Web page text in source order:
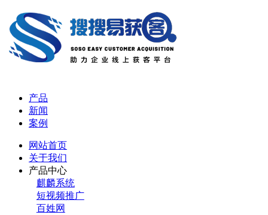
产品
新闻
案例
网站首页
关于我们
产品中心
麒麟系统
短视频推广
百姓网